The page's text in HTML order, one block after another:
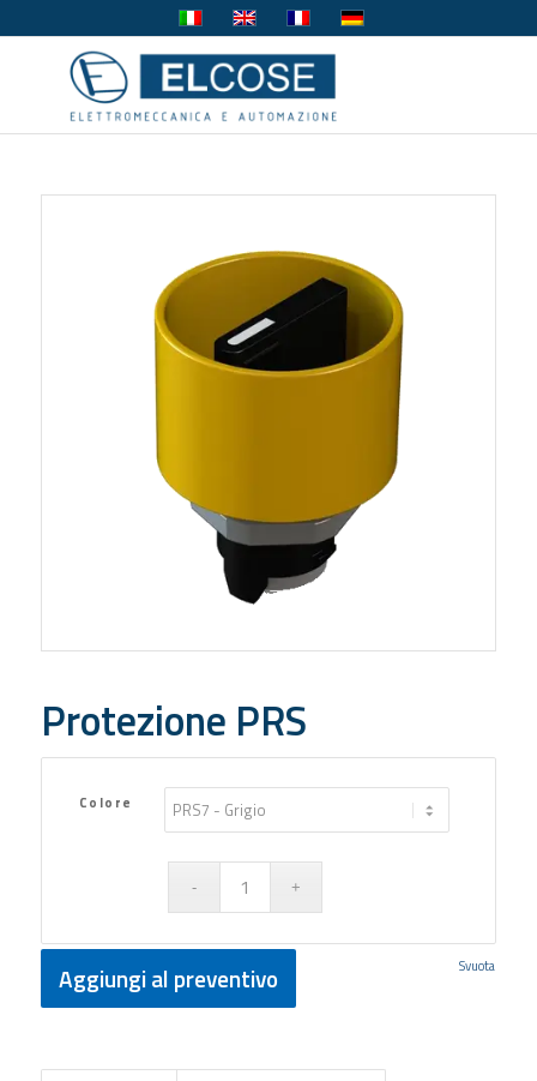
Protezione PRS
Colore
Svuota
Aggiungi al preventivo